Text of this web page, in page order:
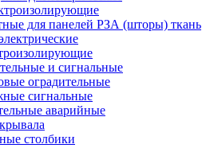
для панелей РЗА (шторы) ткань
и сигнальные
оградительные
сигнальные
аварийные
столбики